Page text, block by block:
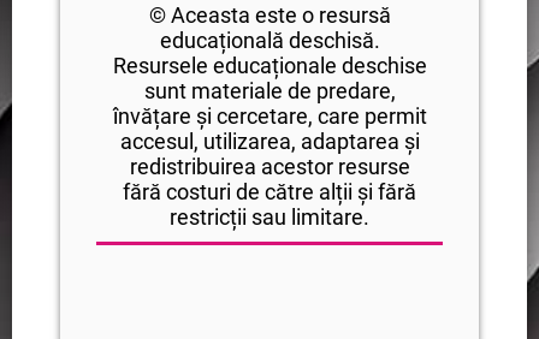
© Aceasta este o resursă
educațională deschisă.
Resursele educaționale deschise
sunt materiale de predare,
învățare și cercetare, care permit
accesul, utilizarea, adaptarea și
redistribuirea acestor resurse
fără costuri de către alții și fără
restricții sau limitare.